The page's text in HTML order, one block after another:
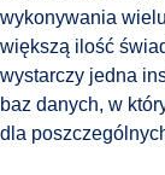
wykonywania
większą ilość
wystarczy jedna
baz danych, w
dla